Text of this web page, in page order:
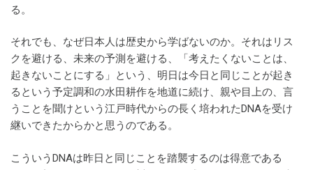
る。
それでも、なぜ日本人は歴史から学ばないのか。それはリス
クを避ける、未来の予測を避ける、「考えたくないことは、
起きないことにする」という、明日は今日と同じことが起き
るという予定調和の水田耕作を地道に続け、親や目上の、言
うことを聞けという江戸時代からの長く培われたDNAを受け
継いできたからかと思うのである。
こういうDNAは昨日と同じことを踏襲するのは得意である